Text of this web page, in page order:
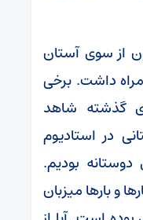
از سوی آستان
داشت. برخی
گذشته شاهد
در استادیوم
بودیم.
و بار‌ها میزبان